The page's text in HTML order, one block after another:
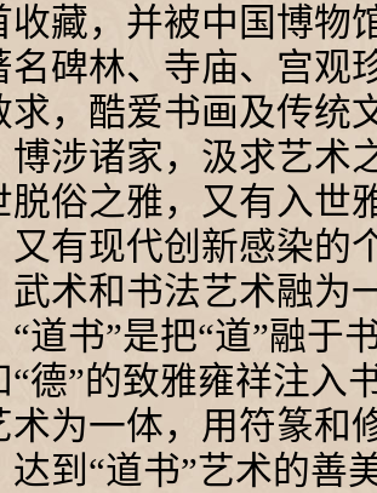
收藏，并被中国博物
名碑林、寺庙、宫观
求，酷爱书画及传统
博涉诸家，汲求艺术
脱俗之雅，又有入世
又有现代创新感染的
武术和书法艺术融为
“道书”是把“道”融于
“德”的致雅雍祥注入
术为一体，用符篆和
达到“道书”艺术的善